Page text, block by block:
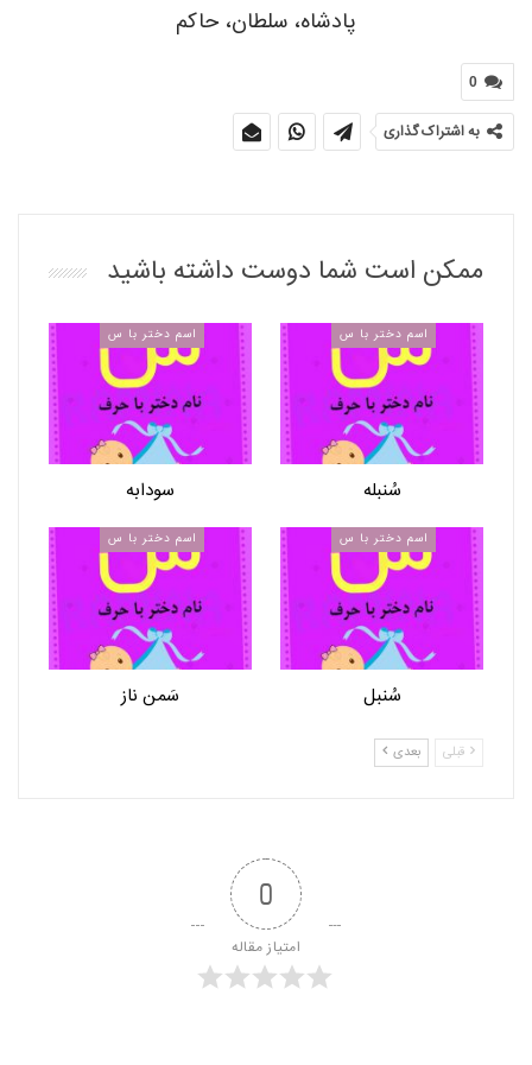
پادشاه، سلطان، حاکم
0
به اشتراک گذاری
ممکن است شما دوست داشته باشید
اسم دختر با س
سُنبله
اسم دختر با س
سودابه
اسم دختر با س
سُنبل
اسم دختر با س
سَمن ناز
قبلی بعدی
0
امتیاز مقاله